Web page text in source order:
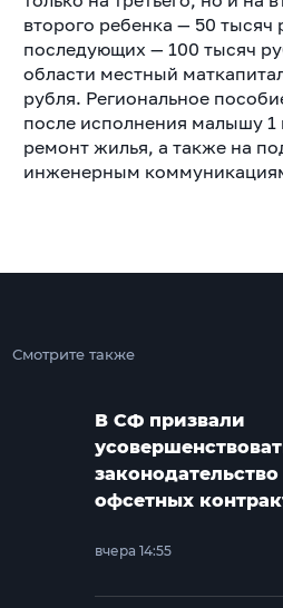
второго ребенка — 50 тысяч
последующих — 100 тысяч
области местный
рубля. Региональное
после исполнения малышу 1
ремонт жилья, а также на
инженерным
Смотрите также
В СФ призвали
офсетных
вчера 14:55